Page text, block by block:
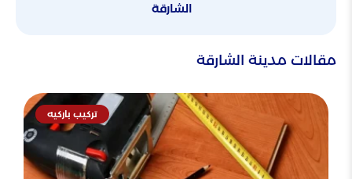
الشارقة
مقالات مدينة الشارقة
تركيب باركيه